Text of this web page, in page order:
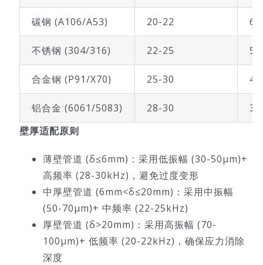
碳钢 (A106/A53) 20-22
不锈钢 (304/316) 22-25
合金钢 (P91/X70) 25-30
铝合金 (6061/5083) 28-30
壁厚适配原则
薄壁管道 (δ≤6mm)：采用低振幅 (30-50μm)+
高频率 (28-30kHz)，避免过度变形
中厚壁管道 (6mm<δ≤20mm)：采用中振幅
(50-70μm)+ 中频率 (22-25kHz)
厚壁管道 (δ>20mm)：采用高振幅 (70-
100μm)+ 低频率 (20-22kHz)，确保应力消除
深度